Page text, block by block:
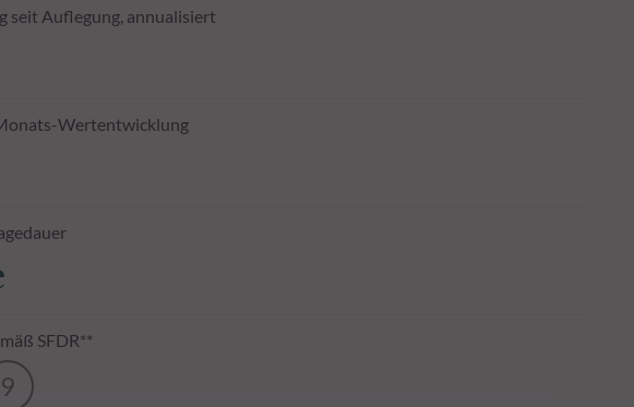
seit Auflegung, annualisiert
Wertentwicklung
SFDR**
9